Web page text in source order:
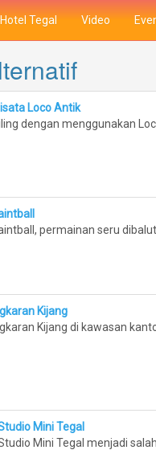
Hotel Tegal Video
Loco Antik
dengan menggunakan
permainan seru
Kijang
Kijang di kawasan
Mini Tegal
Mini Tegal menjadi